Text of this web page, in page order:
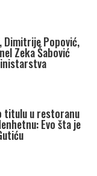
Dimitrije Popović,
Zeka Šabović
titulu u restoranu
Evo šta je